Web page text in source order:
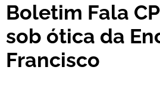
Boletim Fala
sob ótica da
Francisco